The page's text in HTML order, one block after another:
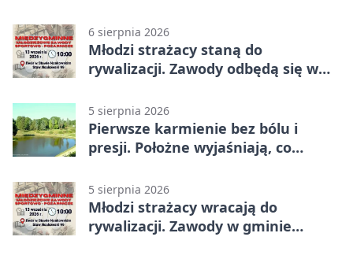
6 sierpnia 2026
Młodzi strażacy staną do
rywalizacji. Zawody odbędą się w
5 sierpnia 2026
Pierwsze karmienie bez bólu i
presji. Położne wyjaśniają, co
5 sierpnia 2026
Młodzi strażacy wracają do
rywalizacji. Zawody w gminie